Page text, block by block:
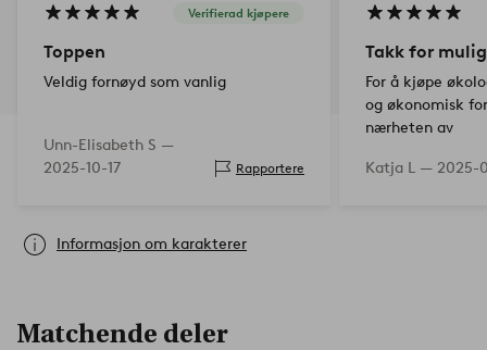
Verifierad kjøpere
Toppen
Veldig fornøyd som vanlig
Unn-Elisabeth S —
2025-10-17
Rapportere
Takk for
For å kjøpe
og økonomisk
nærheten av
Katja L — 2025-
Informasjon om karakterer
Matchende deler